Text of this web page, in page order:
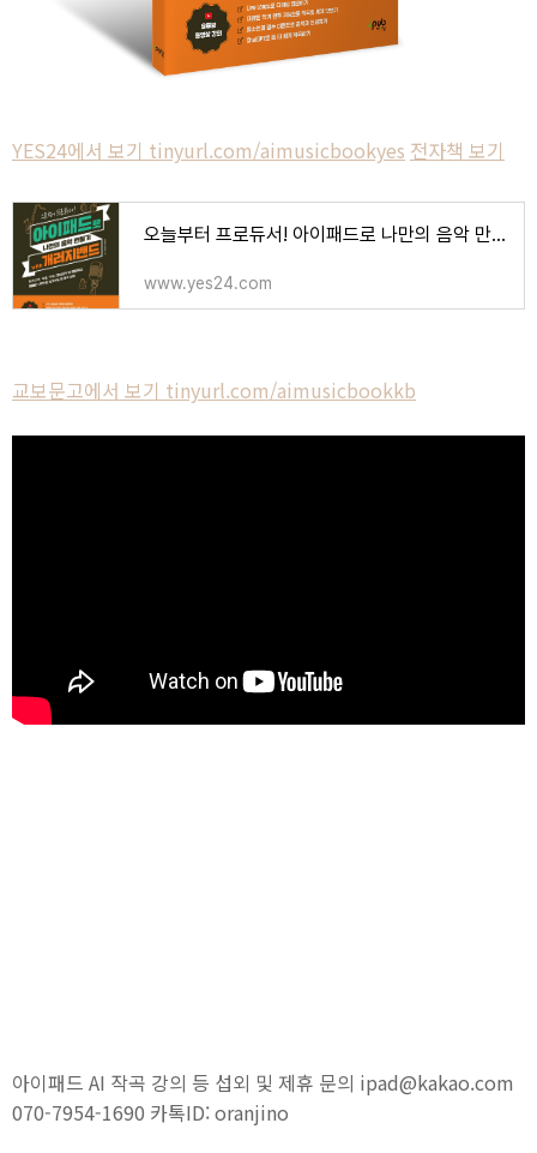
YES24에서 보기 tinyurl.com/aimusicbookyes 전자책 보기
오늘부터 프로듀서! 아이패드로 나만의 음악 만들기 with 개러지밴드 - 예스24
www.yes24.com
교보문고에서 보기 tinyurl.com/aimusicbookkb
아이패드 AI 작곡 강의 등 섭외 및 제휴 문의 ipad@kakao.com
070-7954-1690 카톡ID: oranjino